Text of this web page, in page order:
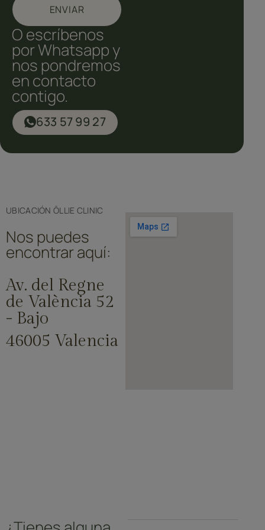
ENVIAR
O escríbenos
por Whatsapp y
nos pondremos
en contacto
contigo.
633 57 99 27
UBICACIÓN ŌLLIE CLINIC
Nos puedes
encontrar aquí:
Av. del Regne
de València 52
- Bajo
46005 Valencia